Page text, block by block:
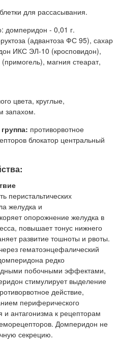
для рассасывания.
домперидон - 0,01 г.
(адвантоза ФС 95), сахар
ИКС ЭЛ-10 (кросповидон),
магния стеарат,
цвета, круглые,
запахом.
противорвотное
блокатор центральный
перистальтических
желудка и
опорожнение желудка в
повышает тонус нижнего
развитие тошноты и рвоты.
гематоэнцефалический
редко
побочными эффектами,
стимулирует выделение
действие,
периферического
и антагонизма к рецепторам
Домперидон не
секрецию.